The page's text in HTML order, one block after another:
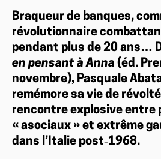
Braqueur de banques,
révolutionnaire
pendant plus de 20 ans…
en pensant à Anna (éd.
novembre), Pasquale
remémore sa vie de
rencontre explosive entre
« asociaux » et extrême
dans l’Italie post‑1968.